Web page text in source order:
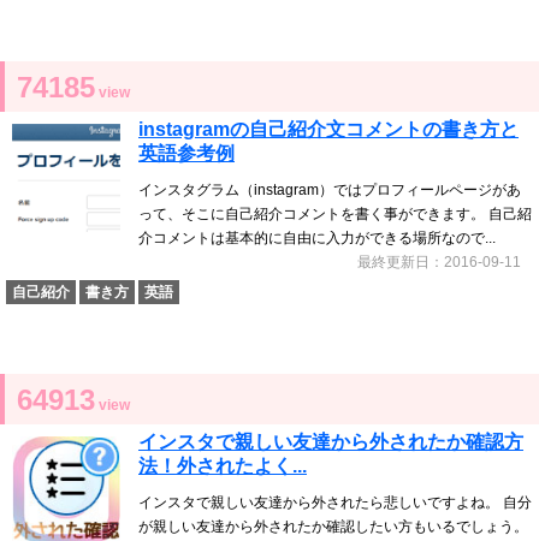
74185 view
instagramの自己紹介文コメントの書き方と
英語参考例
インスタグラム（instagram）ではプロフィールページがあ
って、そこに自己紹介コメントを書く事ができます。 自己紹
介コメントは基本的に自由に入力ができる場所なので...
最終更新日：2016-09-11
自己紹介
書き方 英語
64913 view
インスタで親しい友達から外されたか確認方
法！外されたよく...
インスタで親しい友達から外されたら悲しいですよね。 自分
が親しい友達から外されたか確認したい方もいるでしょう。